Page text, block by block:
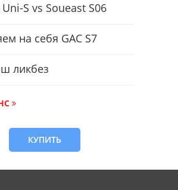
S vs Soueast S06
на себя GAC S7
ликбез
КУПИТЬ